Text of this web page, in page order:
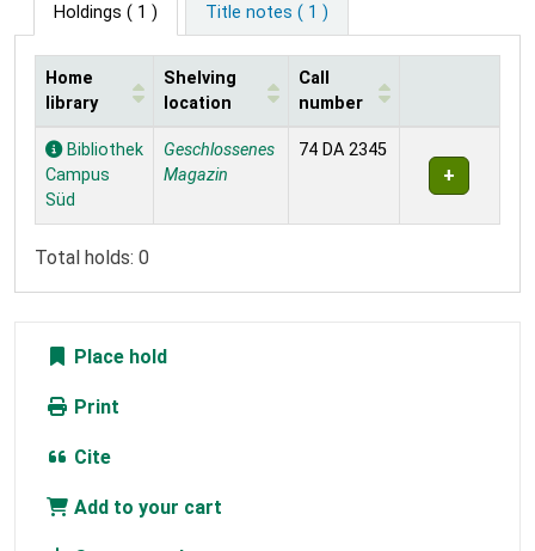
Holdings ( 1 ) Title notes ( 1 )
Holdings
Home
library
Shelving
location
Call
number
Bibliothek
Campus
Süd
Geschlossenes
Magazin
74 DA 2345
Total holds: 0
Place hold
Print
Cite
Add to your cart